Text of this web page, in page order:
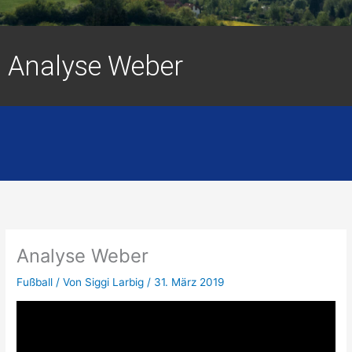
Analyse Weber
Analyse Weber
Fußball / Von Siggi Larbig/ 31. März 2019